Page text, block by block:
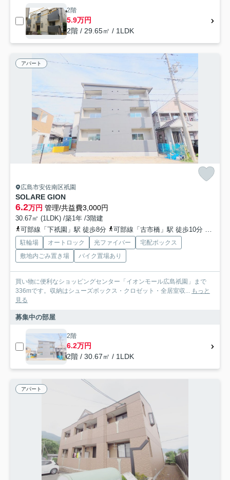
2階
5.9万円
2階 / 29.65㎡ / 1LDK
アパート
広島市安佐南区祇園
SOLARE GION
6.2万円 管理/共益費3,000円
30.67㎡ (1LDK) /築1年 /3階建
可部線「下祇園」駅 徒歩8分
可部線「古市橋」駅 徒歩10分 広島
駐輪場 オートロック 光ファイバー
宅配ボックス
敷地内ごみ置き場
バイク置場あり
買い物に便利なショッピングセンター「イオンモール広島祇園」まで
336mです。収納はシューズボックス・クロゼット・全居室収... もっと
見る
募集中の部屋
2階
6.2万円
2階 / 30.67㎡ / 1LDK
アパート